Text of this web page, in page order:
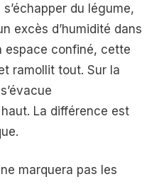
du légume,
excès d’humidité dans
espace confiné, cette
ramollit tout. Sur la
La différence est
marquera pas les